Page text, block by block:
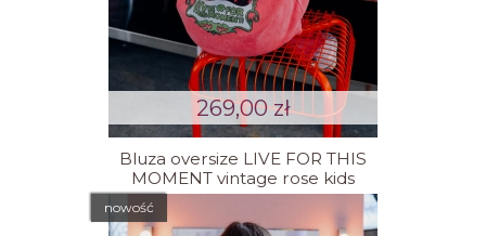
Bluza oversize LIVE FOR THIS
MOMENT vintage rose kids
269,00 zł
nowość